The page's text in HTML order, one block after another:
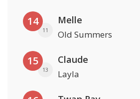
14
11
Melle
Old Summers
15
13
Claude
Layla